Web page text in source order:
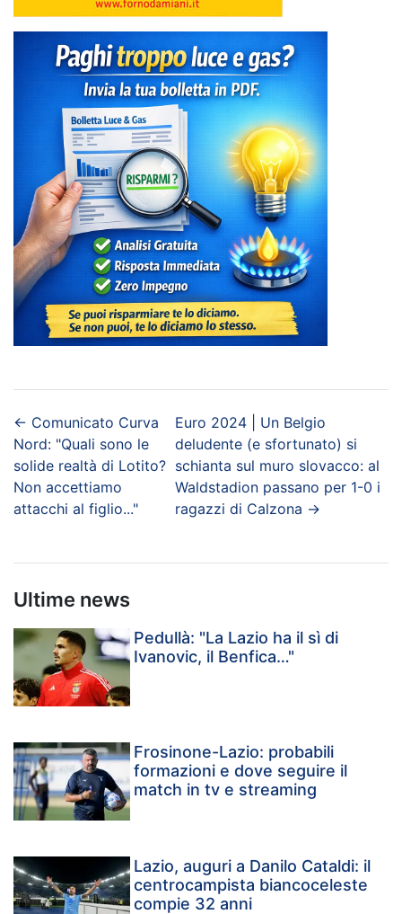
← Comunicato Curva
Nord: "Quali sono le
solide realtà di Lotito?
Non accettiamo
attacchi al figlio..."
Euro 2024 | Un Belgio
deludente (e sfortunato) si
schianta sul muro slovacco: al
Waldstadion passano per 1-0 i
ragazzi di Calzona →
Ultime news
Pedullà: "La Lazio ha il sì di
Ivanovic, il Benfica…"
Frosinone-Lazio: probabili
formazioni e dove seguire il
match in tv e streaming
Lazio, auguri a Danilo Cataldi: il
centrocampista biancoceleste
compie 32 anni